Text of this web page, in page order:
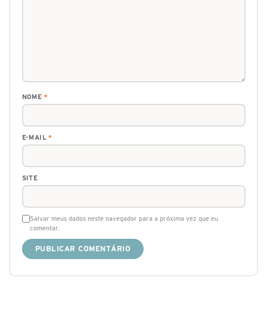
NOME *
E-MAIL*
SITE
Salvar meus dados neste navegador para a próxima vez que eu
comentar.